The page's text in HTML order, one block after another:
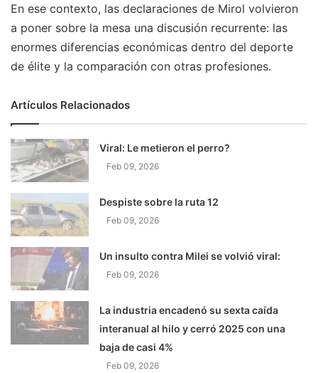
En ese contexto, las declaraciones de Mirol volvieron
a poner sobre la mesa una discusión recurrente: las
enormes diferencias económicas dentro del deporte
de élite y la comparación con otras profesiones.
Artículos Relacionados
Viral: Le metieron el perro?
Feb 09, 2026
Despiste sobre la ruta 12
Feb 09, 2026
Un insulto contra Milei se volvió viral:
Feb 09, 2026
La industria encadenó su sexta caída
interanual al hilo y cerró 2025 con una
baja de casi 4%
Feb 09, 2026